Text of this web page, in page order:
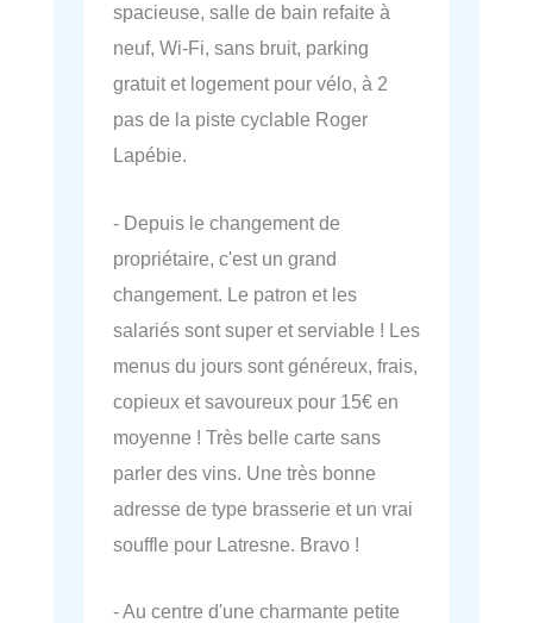
spacieuse, salle de bain refaite à
neuf, Wi-Fi, sans bruit, parking
gratuit et logement pour vélo, à 2
pas de la piste cyclable Roger
Lapébie.
- Depuis le changement de
propriétaire, c'est un grand
changement. Le patron et les
salariés sont super et serviable ! Les
menus du jours sont généreux, frais,
copieux et savoureux pour 15€ en
moyenne ! Très belle carte sans
parler des vins. Une très bonne
adresse de type brasserie et un vrai
souffle pour Latresne. Bravo !
- Au centre d'une charmante petite